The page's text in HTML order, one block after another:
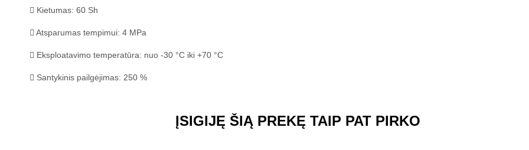
Kietumas: 60 Sh
Atsparumas tempimui: 4 MPa
Eksploatavimo temperatūra: nuo -30 °C iki +70 °C
Santykinis pailgėjimas: 250 %
ĮSIGIJĘ ŠIĄ PREKĘ TAIP PAT PIRKO